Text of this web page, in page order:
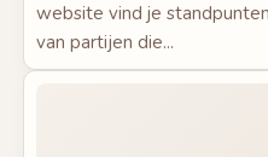
website vind je
van partijen die...